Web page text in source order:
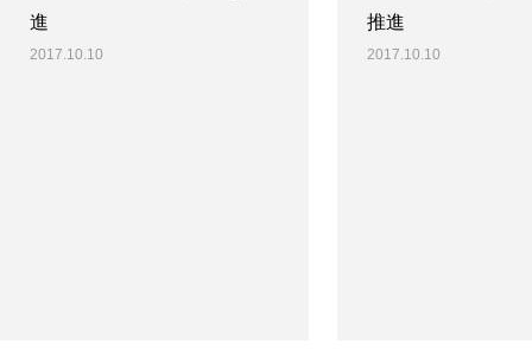
進
2017.10.10
推進
2017.10.10